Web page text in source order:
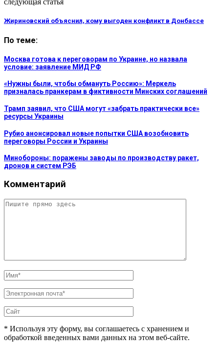
следующая статья
Жириновский объяснил, кому выгоден конфликт в Донбассе
По теме:
Москва готова к переговорам по Украине, но назвала
условие: заявление МИД РФ
«Нужны были, чтобы обмануть Россию»: Меркель
призналась пранкерам в фиктивности Минских соглашений
Трамп заявил, что США могут «забрать практически все»
ресурсы Украины
Рубио анонсировал новые попытки США возобновить
переговоры России и Украины
Минобороны: поражены заводы по производству ракет,
дронов и систем РЭБ
Комментарий
* Используя эту форму, вы соглашаетесь с хранением и
обработкой введенных вами данных на этом веб-сайте.